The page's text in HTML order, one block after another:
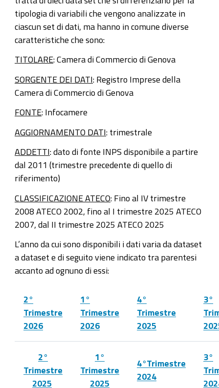
tipologia di variabili che vengono analizzate in
ciascun set di dati, ma hanno in comune diverse
caratteristiche che sono:
TITOLARE: Camera di Commercio di Genova
SORGENTE DEI DATI: Registro Imprese della
Camera di Commercio di Genova
FONTE: Infocamere
AGGIORNAMENTO DATI: trimestrale
ADDETTI: dato di fonte INPS disponibile a partire
dal 2011 (trimestre precedente di quello di
riferimento)
CLASSIFICAZIONE ATECO: Fino al IV trimestre
2008 ATECO 2002, fino al I trimestre 2025 ATECO
2007, dal II trimestre 2025 ATECO 2025
L’anno da cui sono disponibili i dati varia da dataset
a dataset e di seguito viene indicato tra parentesi
accanto ad ognuno di essi:
2°
Trimestre
2026
1°
Trimestre
2026
4°
Trimestre
2025
3°
2°
Trimestre
2025
1°
Trimestre
2025
4°Trimestre
2024
3°